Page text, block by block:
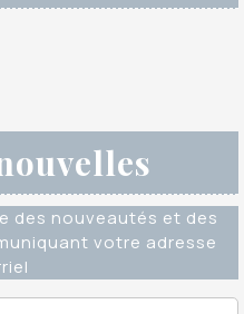
des nouveautés et des
votre adresse